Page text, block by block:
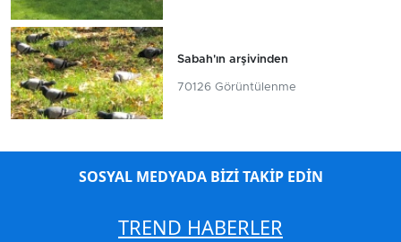
Sabah'ın arşivinden
70126 Görüntülenme
SOSYAL MEDYADA BİZİ TAKİP EDİN
TREND HABERLER